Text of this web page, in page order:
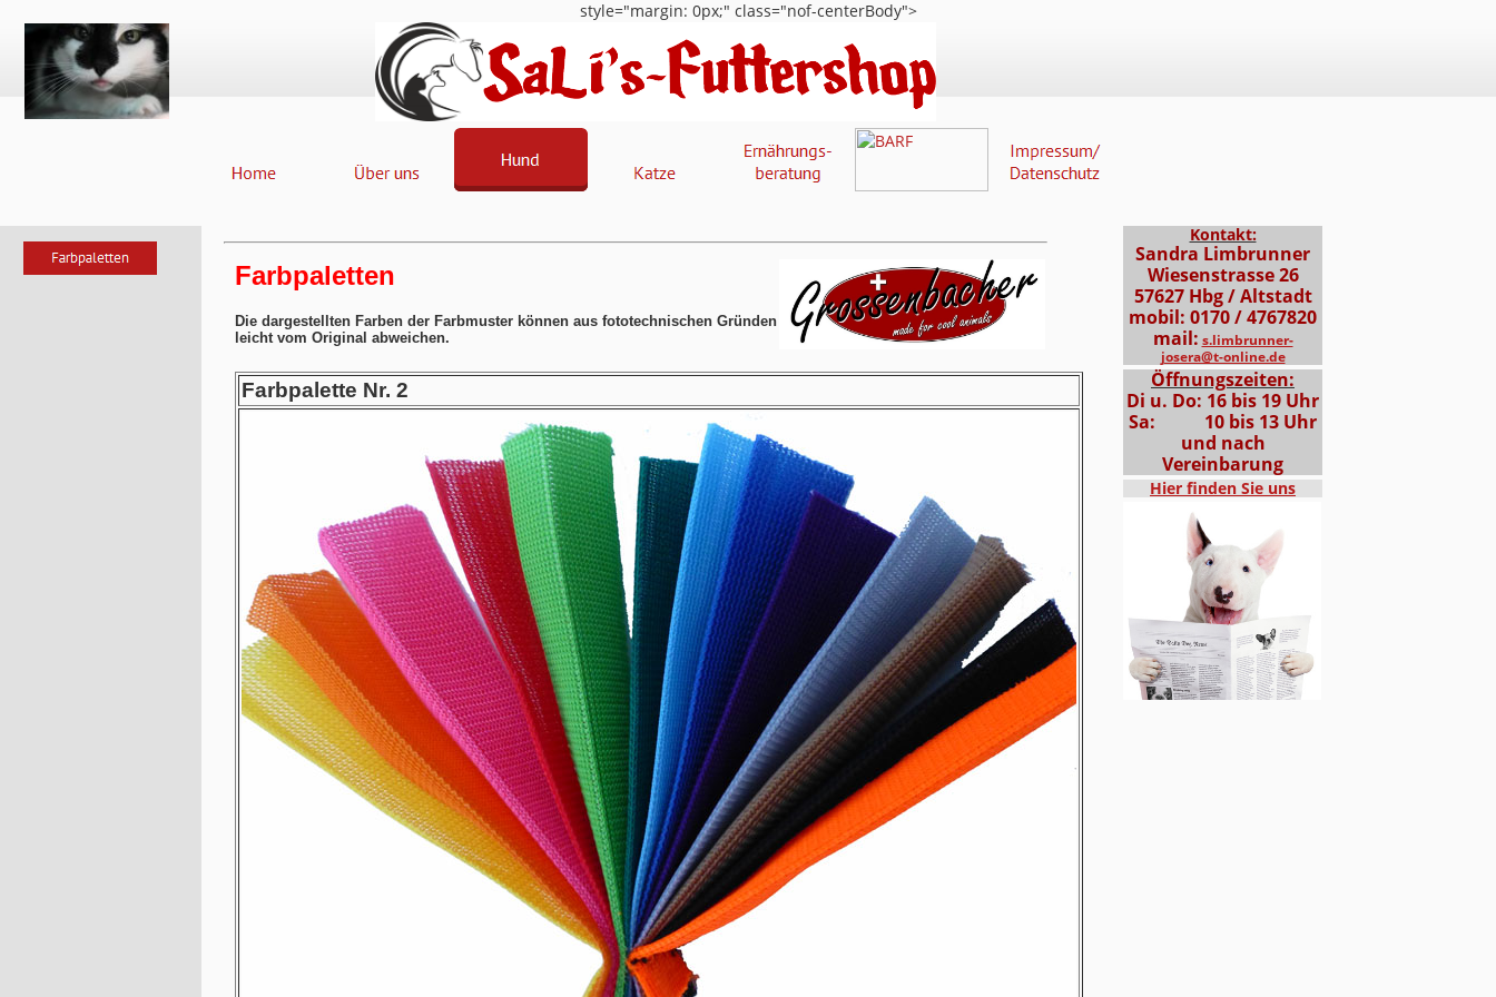
style="margin: 0px;" class="nof-centerBody">
Farbpaletten
Die dargestellten Farben der Farbmuster können aus fototechnischen Gründen
leicht vom Original abweichen.
Farbpalette Nr. 2
Kontakt:
Sandra Limbrunner
Wiesenstrasse 26
57627 Hbg / Altstadt
mobil: 0170 / 4767820
mail: s.limbrunner-
josera@t-online.de
Öffnungszeiten:
Di u. Do: 16 bis 19 Uhr
Sa:
10 bis 13 Uhr
und nach
Vereinbarung
Hier finden Sie uns